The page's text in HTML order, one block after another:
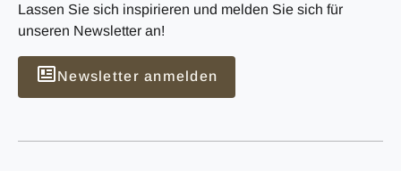
Lassen Sie sich inspirieren und melden Sie sich für
unseren Newsletter an!
Newsletter anmelden